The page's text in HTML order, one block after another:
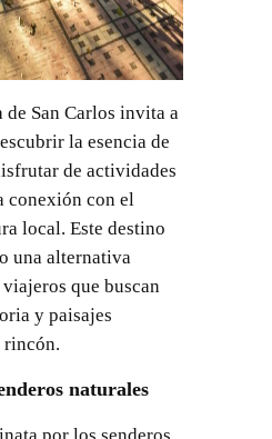
San Carlos invita a
la esencia de
de actividades
conexión con el
local. Este destino
una alternativa
que buscan
y paisajes
rincón.
naturales